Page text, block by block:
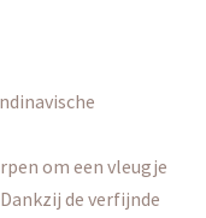
om een ​​vleugje
de verfijnde